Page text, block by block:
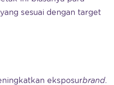
sesuai dengan target
eksposurbrand.